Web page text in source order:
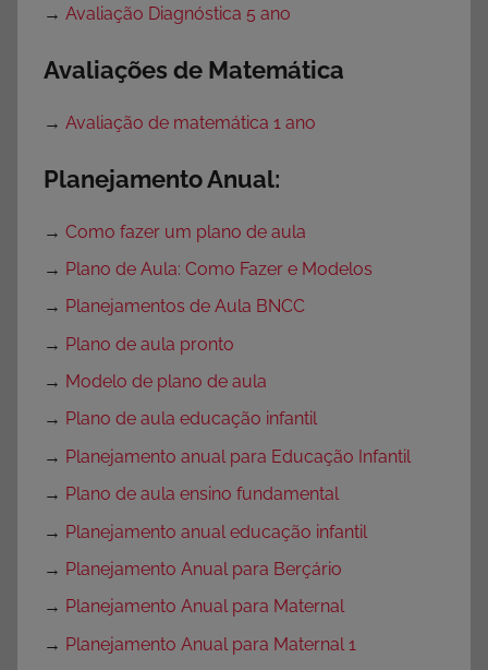
→ Avaliação Diagnóstica 5 ano
Avaliações de Matemática
→ Avaliação de matemática 1 ano
Planejamento Anual:
→ Como fazer um plano de aula
→ Plano de Aula: Como Fazer e Modelos
→ Planejamentos de Aula BNCC
→ Plano de aula pronto
→ Modelo de plano de aula
→ Plano de aula educação infantil
→ Planejamento anual para Educação Infantil
→ Plano de aula ensino fundamental
→ Planejamento anual educação infantil
→ Planejamento Anual para Berçário
→ Planejamento Anual para Maternal
→ Planejamento Anual para Maternal 1